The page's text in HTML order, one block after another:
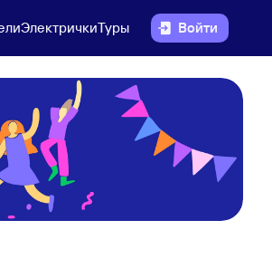
ЭлектричкиТуры Войти